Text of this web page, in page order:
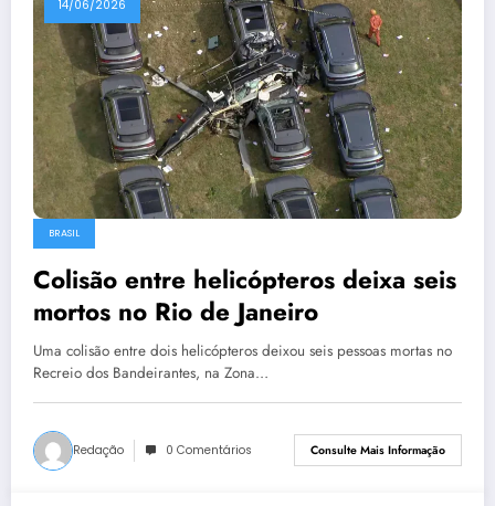
14/06/2026
BRASIL
Colisão entre helicópteros deixa seis
mortos no Rio de Janeiro
Uma colisão entre dois helicópteros deixou seis pessoas mortas no
Recreio dos Bandeirantes, na Zona…
Redação 0 Comentários Consulte Mais Informação